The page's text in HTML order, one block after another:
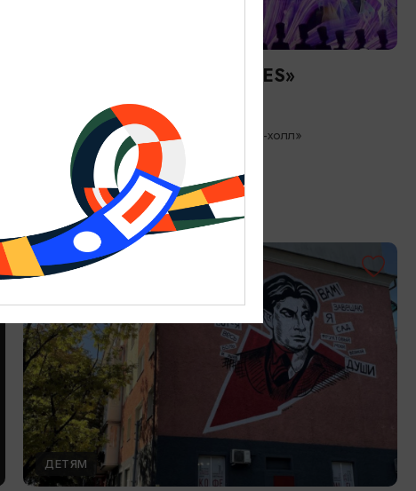
Балет Аллы Духовой «TODES»
23.08.2026 19:00
Светлогорск, Театр эстрады «Янтарь-холл»
ДЕТЯМ